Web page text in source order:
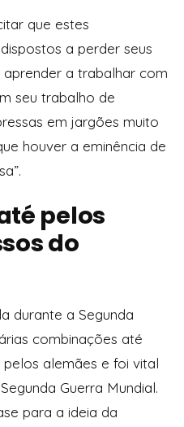
que estes
a perder seus
a trabalhar com
seu trabalho de
em jargões muito
houver a eminência de
pelos
do
durante a Segunda
combinações até
alemães e foi vital
Guerra Mundial.
para a ideia da